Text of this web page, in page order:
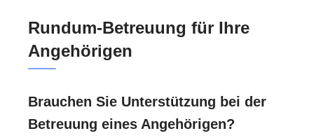
Rundum-Betreuung für Ihre
Angehörigen
Brauchen Sie Unterstützung bei der
Betreuung eines Angehörigen?